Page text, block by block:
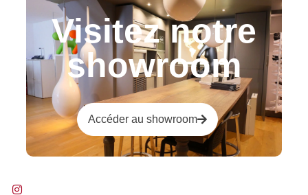
Visitez notre
showroom
Accéder au showroom